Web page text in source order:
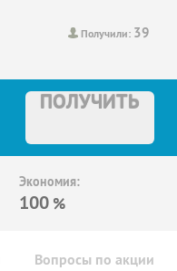
Получили: 39
ПОЛУЧИТЬ
Экономия:
100 %
Вопросы по акции